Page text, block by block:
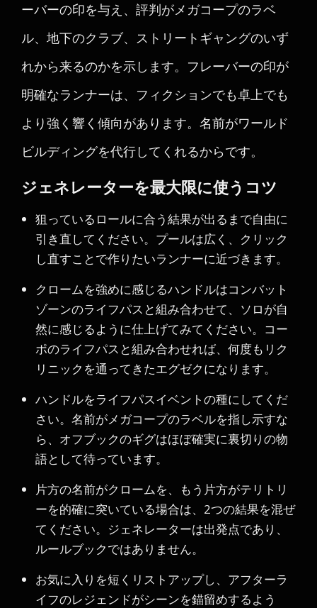
ーバーの印を与え、評判がメガコープのラベ
ル、地下のクラブ、ストリートギャングのいず
れから来るのかを示します。フレーバーの印が
明確なランナーは、フィクションでも卓上でも
より強く響く傾向があります。名前がワールド
ビルディングを代行してくれるからです。
ジェネレーターを最大限に使うコツ
狙っているロールに合う結果が出るまで自由に
引き直してください。プールは広く、クリック
し直すことで作りたいランナーに近づきます。
クロームを強めに感じるハンドルはコンバット
ゾーンのライフパスと組み合わせて、ソロが自
然に感じるように仕上げてみてください。コー
ポのライフパスと組み合わせれば、何度もリク
リニックを通ってきたエグゼクになります。
ハンドルをライフパスイベントの種にしてくだ
さい。名前がメガコープのラベルを指し示すな
ら、オフブックのギグはほぼ確実に裏切りの物
語として待っています。
片方の名前がクロームを、もう片方がテリトリ
ーを的確に突いている場合は、2つの結果を混ぜ
てください。ジェネレーターは出発点であり、
ルールブックではありません。
お気に入りを短くリストアップし、アフターラ
イフのレジェンドがシーンを錨留めするよう